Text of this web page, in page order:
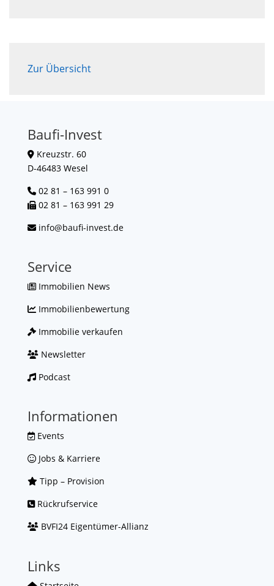
Zur Übersicht
Baufi-Invest
Kreuzstr. 60
D-46483 Wesel
02 81 – 163 991 0
02 81 – 163 991 29
info@baufi-invest.de
Service
Immobilien News
Immobilienbewertung
Immobilie verkaufen
Newsletter
Podcast
Informationen
Events
Jobs & Karriere
Tipp – Provision
Rückrufservice
BVFI24 Eigentümer-Allianz
Links